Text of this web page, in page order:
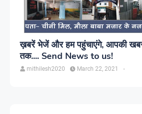
ख़बरें भेजें और हम पहुंचाएंगे, आपकी खबर को सही जगह
तक.... Send News to us!
mithilesh2020 -
March 22, 2021